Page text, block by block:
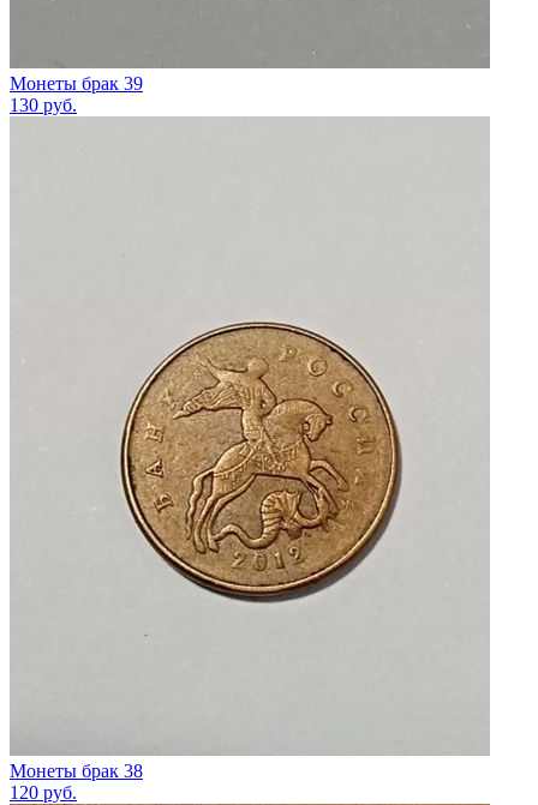
Монеты брак 39
130 руб.
Монеты брак 38
120 руб.